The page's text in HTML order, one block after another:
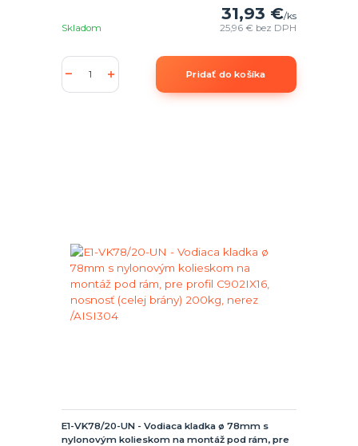
31,93 €/ks
25,96 € bez DPH
Skladom
Pridať do košíka
E1-VK78/20-UN - Vodiaca kladka ø 78mm s
nylonovým kolieskom na montáž pod rám, pre